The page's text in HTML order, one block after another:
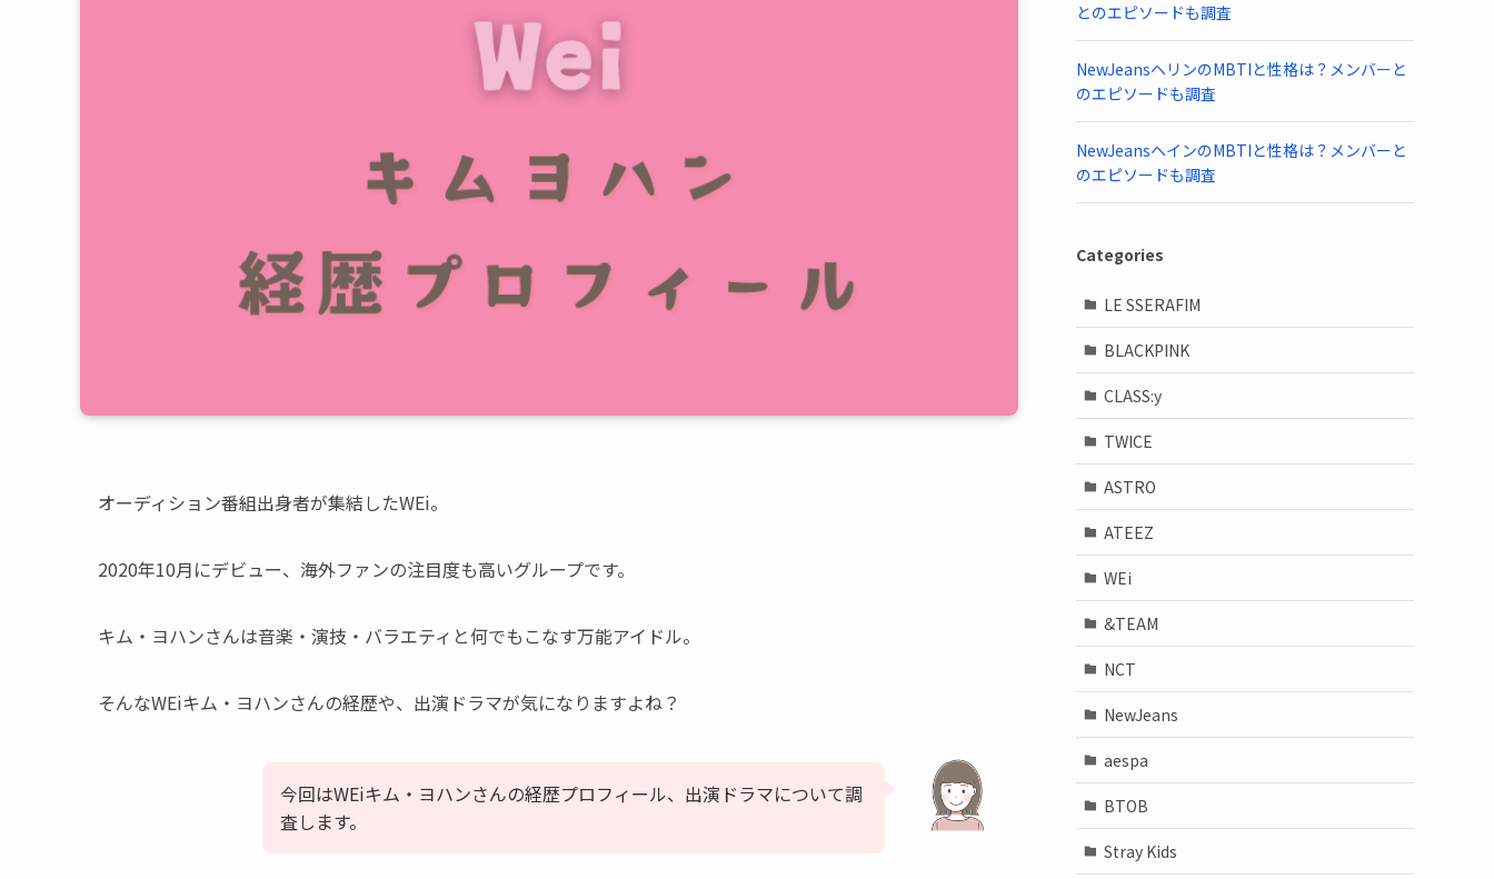
オーディション番組出身者が集結したWEi。
2020年10月にデビュー、海外ファンの注目度も高いグループです。
キム・ヨハンさんは音楽・演技・バラエティと何でもこなす万能アイドル。
そんなWEiキム・ヨハンさんの経歴や、出演ドラマが気になりますよね？
今回はWEiキム・ヨハンさんの経歴プロフィール、出演ドラマについて調
査します。
とのエピソードも調査
NewJeansヘリンのMBTIと性格は？メンバーと
のエピソードも調査
NewJeansヘインのMBTIと性格は？メンバーと
のエピソードも調査
Categories
LE SSERAFIM
BLACKPINK
CLASS:y
TWICE
ASTRO
ATEEZ
WEi
&TEAM
NCT
NewJeans
aespa
BTOB
Stray Kids